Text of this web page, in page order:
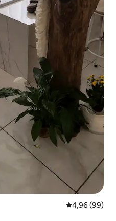
Évaluation
4,96 (99)